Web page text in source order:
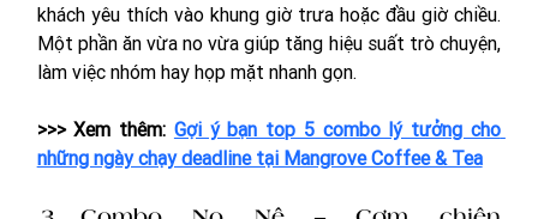
khách yêu thích vào khung giờ trưa hoặc đầu giờ chiều.
Một phần ăn vừa no vừa giúp tăng hiệu suất trò chuyện,
làm việc nhóm hay họp mặt nhanh gọn.
>>> Xem thêm: Gợi ý bạn top 5 combo lý tưởng cho
những ngày chạy deadline tại Mangrove Coffee & Tea